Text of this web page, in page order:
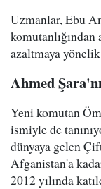
Uzmanlar, Ebu
komutanlığından
azaltmaya
Ahmed
Yeni komutan
ismiyle de
dünyaya gelen
Afganistan'a
2012 yılında